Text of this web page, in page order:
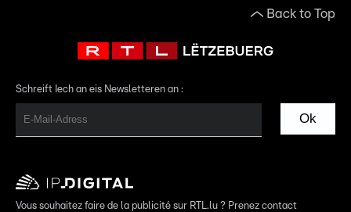
Back to Top
Schreift Iech an eis Newsletteren an :
Ok
Vous souhaitez faire de la publicité sur RTL.lu ? Prenez contact